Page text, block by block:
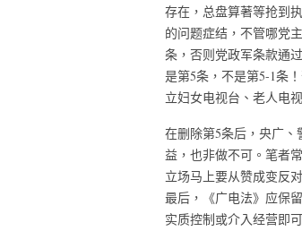
存在，总盘算著等抢到
的问题症结，不管哪党
条，否则党政军条款通
是第5条，不是第5-1条
立妇女电视台、老人电
在删除第5条后，央广
益，也非做不可。笔者
立场马上要从赞成变反
最后，《广电法》应保
实质控制或介入经营即